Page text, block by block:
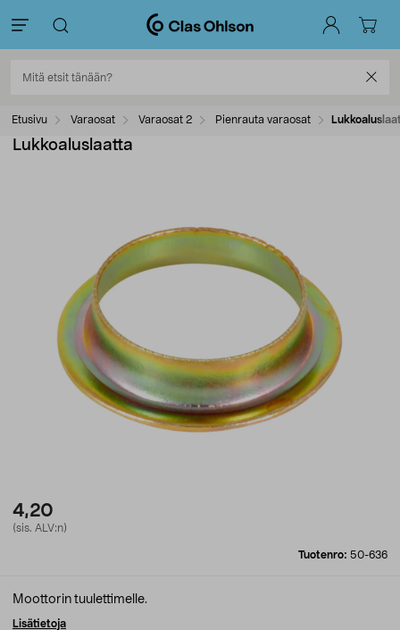
Etusivu Varaosat Varaosat 2 Pienrauta varaosat
Lukkoaluslaatta
4,20
(sis. ALV:n)
Tuotenro: 50-636
Moottorin tuulettimelle.
Lisätietoja